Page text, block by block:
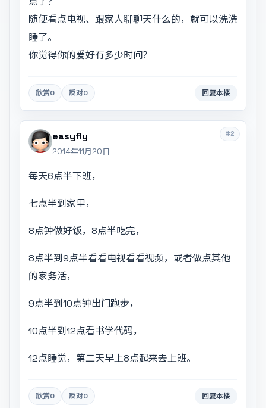
随便看点电视、跟家人聊聊天什么的，就可以洗洗
睡了。
你觉得你的爱好有多少时间？
欣赏0 反对0 回复本楼
#2
easyfly
2014年11月20日
每天6点半下班，
七点半到家里，
8点钟做好饭，8点半吃完，
8点半到9点半看看电视看看视频，或者做点其他
的家务活，
9点半到10点钟出门跑步，
10点半到12点看书学代码，
12点睡觉，第二天早上8点起来去上班。
欣赏0 反对0 回复本楼